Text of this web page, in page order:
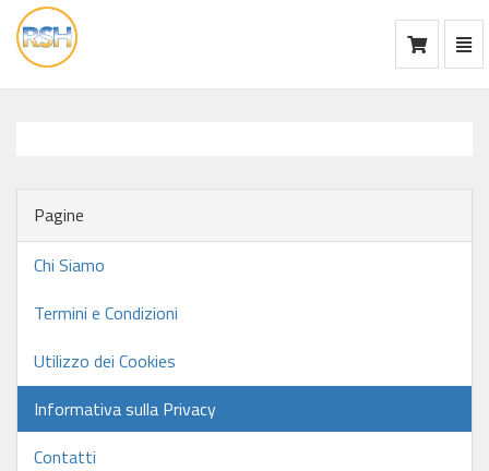
vai
alla
Pagine
Chi Siamo
Termini e Condizioni
Utilizzo dei Cookies
Informativa sulla Privacy
Contatti